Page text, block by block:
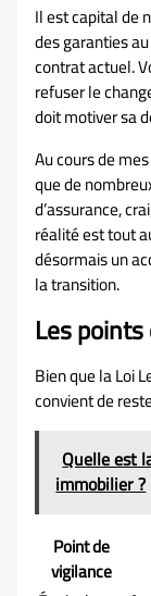
Il est capital de
des garanties
contrat actuel.
refuser le
doit motiver sa
Au cours de
que de
d’assurance,
réalité est tout
désormais un
la transition.
Les
Bien que la Loi
convient de
Quelle est
immobilier ?
Point de
vigilance